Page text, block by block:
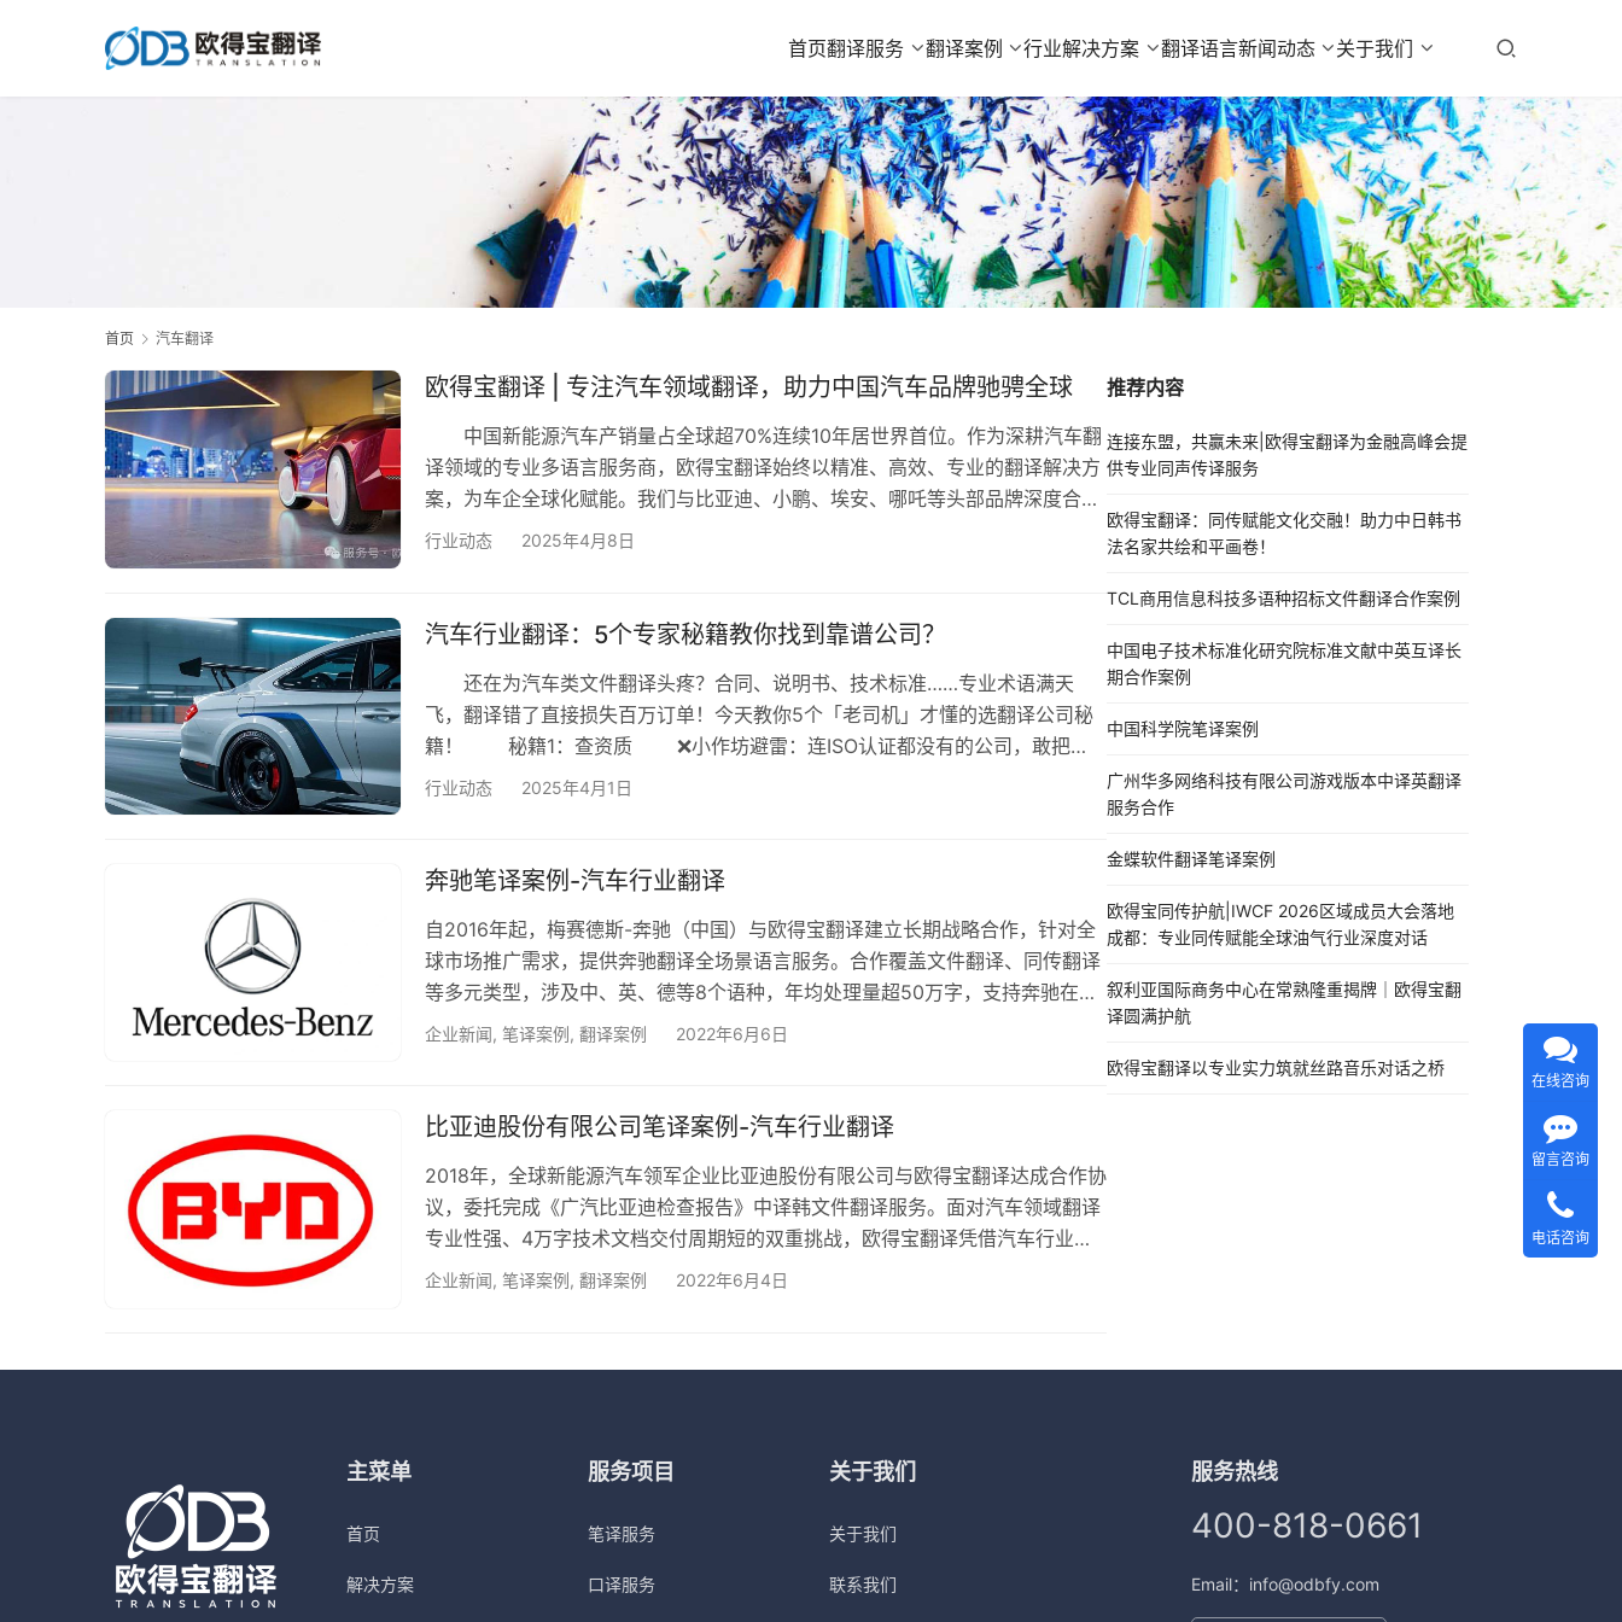
首页翻译服务 翻译案例 行业解决方案 翻译语言新闻动态 关于我们
首页 汽车翻译
欧得宝翻译 | 专注汽车领域翻译，助力中国汽车品牌驰骋全球
中国新能源汽车产销量占全球超70%连续10年居世界首位。作为深耕汽车翻
译领域的专业多语言服务商，欧得宝翻译始终以精准、高效、专业的翻译解决方
案，为车企全球化赋能。我们与比亚迪、小鹏、埃安、哪吒等头部品牌深度合
作，覆盖40+语种，打破语言壁垒，让中国汽车品牌出海智造畅通无阻走向世
德语，法语，意大利语，拉美西语，欧洲西语，荷兰语，挪威语，瑞典语，欧葡
行业动态 2025年4月8日
汽车行业翻译：5个专家秘籍教你找到靠谱公司？
还在为汽车类文件翻译头疼？合同、说明书、技术标准……专业术语满天
飞，翻译错了直接损失百万订单！今天教你5个「老司机」才懂的选翻译公司秘
籍！ 秘籍1：查资质 ❌小作坊避雷：连ISO认证都没有的公司，敢把
「汽车专业翻译」交给他？ ✅正确操作：找有「ISO 9001+ISO 17001双认
数、ECU程序、专利文件……没10年行业经验根本玩不转！…
行业动态 2025年4月1日
奔驰笔译案例-汽车行业翻译
自2016年起，梅赛德斯-奔驰（中国）与欧得宝翻译建立长期战略合作，针对全
球市场推广需求，提供奔驰翻译全场景语言服务。合作覆盖文件翻译、同传翻译
等多元类型，涉及中、英、德等8个语种，年均处理量超50万字，支持奔驰在中
国及亚太地区超30场大型国际活动落地。 【服务内容】 🔹​精准化文件服务 ​奔驰
实现活动流程、新闻稿多语种同步输出 🔹​专业化同声传译 配…
企业新闻, 笔译案例 , 翻译案例 2022年6月6日
比亚迪股份有限公司笔译案例-汽车行业翻译
2018年，全球新能源汽车领军企业比亚迪股份有限公司与欧得宝翻译达成合作协
议，委托完成《广汽比亚迪检查报告》中译韩文件翻译服务。面对汽车领域翻译
专业性强、4万字技术文档交付周期短的双重挑战，欧得宝翻译凭借汽车行业笔
译的成熟经验，精准完成项目交付。 ▲汽车行业翻译专家如何攻克技术难点？
句打磨，术语库实时更新，确保”电池能量密度”&#8…
企业新闻, 笔译案例 , 翻译案例 2022年6月4日
推荐内容
连接东盟，共赢未来|欧得宝翻译为金融高峰会提
供专业同声传译服务
欧得宝翻译：同传赋能文化交融！助力中日韩书
法名家共绘和平画卷！
TCL商用信息科技多语种招标文件翻译合作案例
中国电子技术标准化研究院标准文献中英互译长
期合作案例
中国科学院笔译案例
广州华多网络科技有限公司游戏版本中译英翻译
服务合作
金蝶软件翻译笔译案例
欧得宝同传护航|IWCF 2026区域成员大会落地
成都：专业同传赋能全球油气行业深度对话
叙利亚国际商务中心在常熟隆重揭牌｜欧得宝翻
译圆满护航
欧得宝翻译以专业实力筑就丝路音乐对话之桥
主菜单
首页
解决方案
服务项目
笔译服务
口译服务
关于我们
关于我们
联系我们
服务热线
400-818-0661
Email：info@odbfy.com
在线咨询
留言咨询
电话咨询